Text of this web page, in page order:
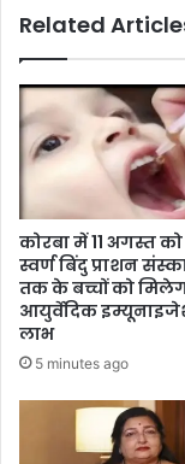
विचारों
प्रकाश
Related
कोरबा में 11 अगस्त को
स्वर्ण बिंदु प्राशन
तक के बच्चों को
आयुर्वेदिक
लाभ
5 minutes ago